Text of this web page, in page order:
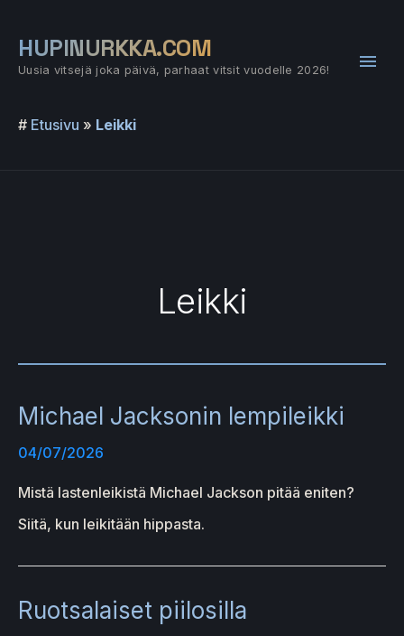
sisältöön
HUPINURKKA.COM
Uusia vitsejä joka päivä, parhaat vitsit vuodelle 2026!
# Etusivu » Leikki
Leikki
Michael Jacksonin lempileikki
04/07/2026
Mistä lastenleikistä Michael Jackson pitää eniten?
Siitä, kun leikitään hippasta.
Ruotsalaiset piilosilla